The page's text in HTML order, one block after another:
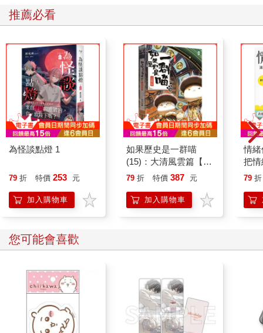
推薦必看
為怪談點燈 1
79 折 特價 253 元
加入購物車
如果歷史是一群喵
(15)：大清風雲篇【萌
貓漫畫學歷史】
79 折 特價 387 元
加入購物車
情
把
誰
79 折
您可能會喜歡